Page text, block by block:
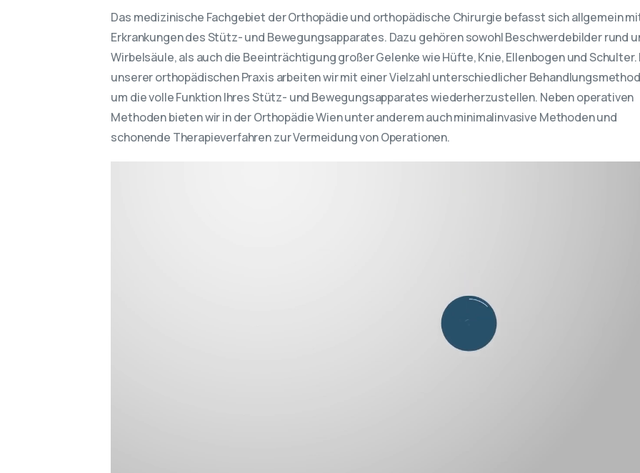
Das medizinische Fachgebiet der Orthopädie und orthopädische Chirurgie befasst sich allgemein
Erkrankungen des Stütz- und Bewegungsapparates. Dazu gehören sowohl Beschwerdebilder rund
Wirbelsäule, als auch die Beeinträchtigung großer Gelenke wie Hüfte, Knie, Ellenbogen und Schulter.
unserer orthopädischen Praxis arbeiten wir mit einer Vielzahl unterschiedlicher
um die volle Funktion Ihres Stütz- und Bewegungsapparates wiederherzustellen. Neben operativen
Methoden bieten wir in der Orthopädie Wien unter anderem auch minimalinvasive Methoden und
schonende Therapieverfahren zur Vermeidung von Operationen.